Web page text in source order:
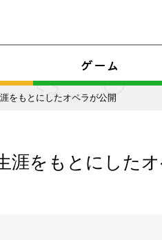
をもとにしたオペラが公開
涯をもとにした